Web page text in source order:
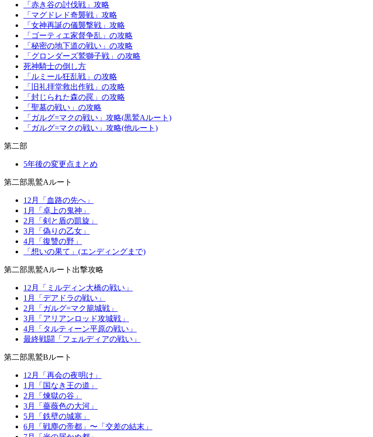
「赤き谷の討伐戦」攻略
「マグドレド奇襲戦」攻略
「女神再誕の儀襲撃戦」攻略
「ゴーティエ家督争乱」の攻略
「秘密の地下道の戦い」の攻略
「グロンダーズ鷲獅子戦」の攻略
死神騎士の倒し方
「ルミール狂乱戦」の攻略
「旧礼拝堂救出作戦」の攻略
「封じられた森の罠」の攻略
「聖墓の戦い」の攻略
「ガルグ=マクの戦い」攻略(黒鷲Aルート)
「ガルグ=マクの戦い」攻略(他ルート)
第二部
5年後の変更点まとめ
第二部黒鷲Aルート
12月「血路の先へ」
1月「卓上の鬼神」
2月「剣と盾の凱旋」
3月「偽りの乙女」
4月「復讐の野」
「想いの果て」(エンディングまで)
第二部黒鷲Aルート出撃攻略
12月「ミルディン大橋の戦い」
1月「デアドラの戦い」
2月「ガルグ=マク籠城戦」
3月「アリアンロッド攻城戦」
4月「タルティーン平原の戦い」
最終戦闘「フェルディアの戦い」
第二部黒鷲Bルート
12月「再会の夜明け」
1月「国なき王の道」
2月「煉獄の谷」
3月「薔薇色の大河」
5月「鉄壁の城塞」
6月「戦塵の帝都」〜「交差の結末」